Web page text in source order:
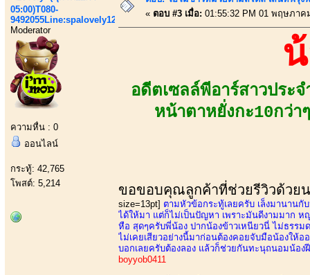
05:00)T080-
9492055Line:spalovely123
Moderator
ความหื่น : 0
ออนไลน์
กระทู้: 42,765
โพสต์: 5,214
« ตอบ #3 เมื่อ: 01:55:32 PM 01 พฤษภาค
อดีตเซลล์พีอาร์สาวประ
หน้าตาหยั่งกะ10กว่
ขอขอบคุณลูกค้าที่ช่วยรีวิวด้วย
size=13pt] ตามหัวข้อกระทู้เลยครับ เล็งมานาน
ได้ให้มา แต่ก็ไม่เป็นปัญหา เพราะมันดีงามมาก
หือ สุดๆครับพี่น้อง ปากน้องข้าวเหนียวนี่ ไม่ธรรม
ไม่เคยเสียวอย่างนี้มาก่อนต้องคอยจับมือน้องให้
บอกเลยครับต้องลอง แล้วก็ช่วยกันทะนุถนอมน้อง
boyyob0411